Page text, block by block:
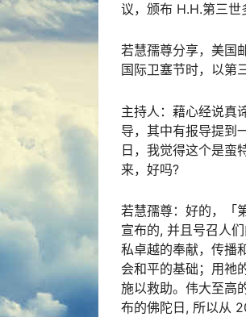
议，颁布 H.H.第三世
若慧孺尊分享，美国
国际卫塞节时，以第
主持人：藉心经说真
导，其中有报导提到
日，我觉得这个是蛮
来，好吗?
若慧孺尊：好的，「
宣布的, 并且号召人
私卓越的奉献，传播
会和平的基础；用祂
施以救助。伟大至高
布的佛陀日, 所以从